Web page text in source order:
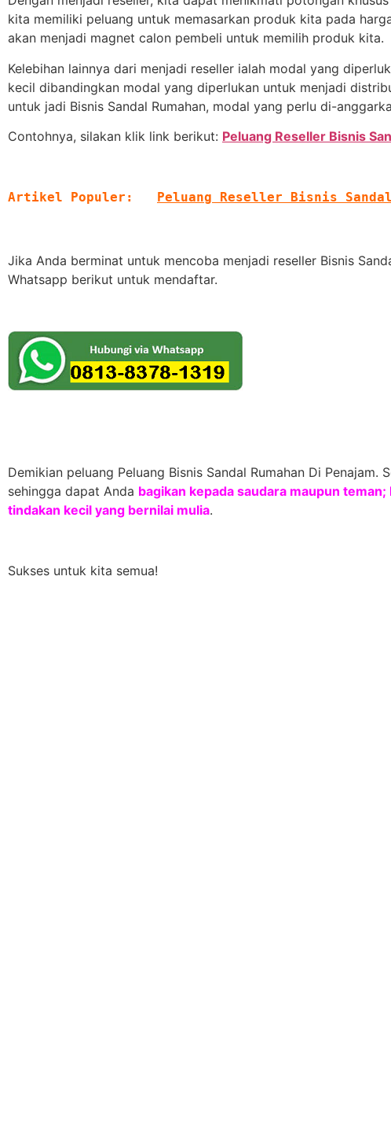
kita memiliki peluang untuk memasarkan produk kita pada
akan menjadi magnet calon pembeli untuk memilih produk kita.
Kelebihan lainnya dari menjadi reseller ialah modal yang
kecil dibandingkan modal yang diperlukan untuk menjadi
untuk jadi Bisnis Sandal Rumahan, modal yang perlu di-
Contohnya, silakan klik link berikut: Peluang Reseller Bisnis
Artikel Populer: Peluang Reseller Bisnis
Jika Anda berminat untuk mencoba menjadi reseller Bisnis
Whatsapp berikut untuk mendaftar.
Demikian peluang Peluang Bisnis Sandal Rumahan Di Penajam.
sehingga dapat Anda bagikan kepada saudara maupun
tindakan kecil yang bernilai mulia.
Sukses untuk kita semua!